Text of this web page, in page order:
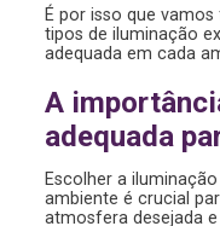
É por isso que
tipos de iluminação
adequada em cada
A
adequada
Escolher a
ambiente é crucial
atmosfera desejada